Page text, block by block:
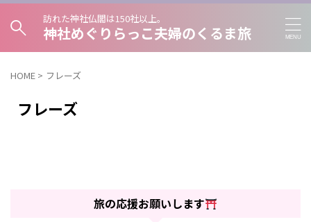
訪れた神社仏閣は150社以上。
神社めぐりらっこ夫婦のくるま旅
HOME > フレーズ
フレーズ
旅の応援お願いします